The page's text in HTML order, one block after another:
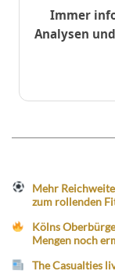
Immer
Analysen
Mehr
zum rollenden
Kölns
Mengen noch
The Casualties